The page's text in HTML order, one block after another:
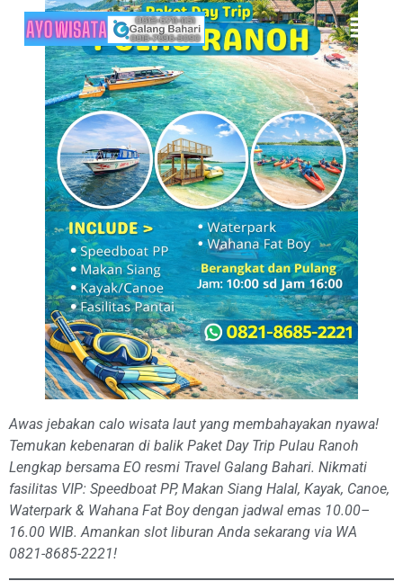
Awas jebakan calo wisata laut yang membahayakan nyawa!
Temukan kebenaran di balik Paket Day Trip Pulau Ranoh
Lengkap bersama EO resmi Travel Galang Bahari. Nikmati
fasilitas VIP: Speedboat PP, Makan Siang Halal, Kayak, Canoe,
Waterpark & Wahana Fat Boy dengan jadwal emas 10.00–
16.00 WIB. Amankan slot liburan Anda sekarang via WA
0821-8685-2221!